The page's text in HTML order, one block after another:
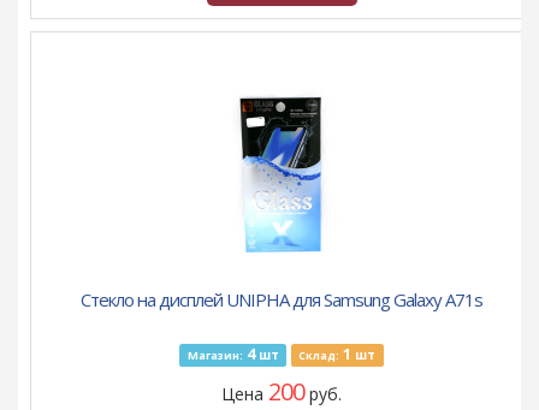
Стекло на дисплей UNIPHA для Samsung Galaxy A71s
Магазин: 4шт Склад: 1 шт
Цена 200руб.